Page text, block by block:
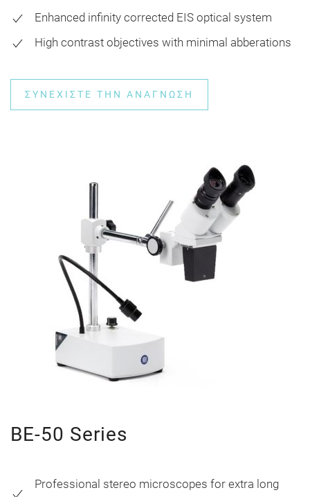
Enhanced infinity corrected EIS optical system
High contrast objectives with minimal abberations
ΣΥΝΕΧΊΣΤΕ ΤΗΝ ΑΝΆΓΝΩΣΗ
BE-50 Series
Professional stereo microscopes for extra long